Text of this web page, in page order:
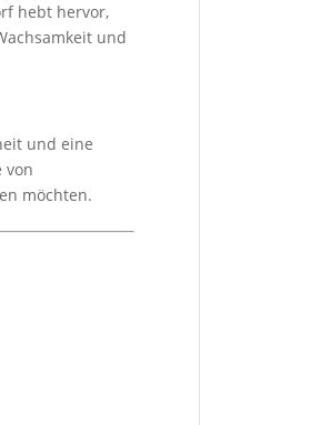
hebt hervor,
und
und eine
von
möchten.